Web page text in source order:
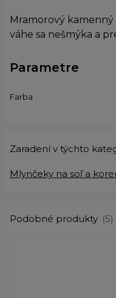
Mramorový kamenný
váhe sa nešmýka a
Parametre
Farba
Zaradení v týchto
Mlynčeky na soľ a
Podobné produkty (5)